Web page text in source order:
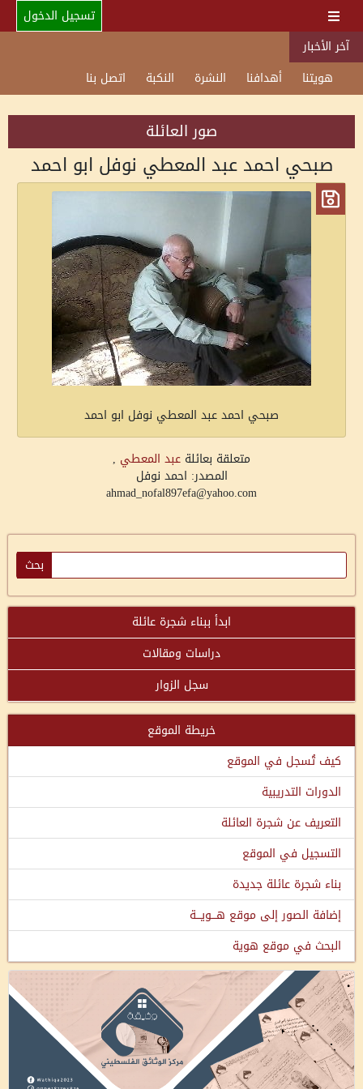
تسجيل الدخول
آخر الأخبار
هويتنا
أهدافنا النشرة النكبة اتصل بنا
صور العائلة
صبحي احمد عبد المعطي نوفل ابو احمد
صبحي احمد عبد المعطي نوفل ابو احمد
متعلقة بعائلة عبد المعطي ,
المصدر: احمد نوفل
ahmad_nofal897efa@yahoo.com
ابدأ ببناء شجرة عائلة
دراسات ومقالات
سجل الزوار
خريطة الموقع
كيف تُسجل في الموقع
الدورات التدريبية
التعريف عن شجرة العائلة
التسجيل في الموقع
بناء شجرة عائلة جديدة
إضافة الصور إلى موقع هـــويـــة
البحث في موقع هوية